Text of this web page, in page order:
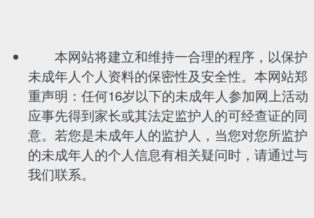
本网站将建立和维持一合理的程序，以保护
未成年人个人资料的保密性及安全性。本网站郑
重声明：任何16岁以下的未成年人参加网上活动
应事先得到家长或其法定监护人的可经查证的同
意。若您是未成年人的监护人，当您对您所监护
的未成年人的个人信息有相关疑问时，请通过与
我们联系。